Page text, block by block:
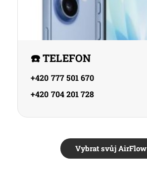
☎️ TELEFON
+420 777 501 670
+420 704 201 728
Vybrat svůj AirFlow